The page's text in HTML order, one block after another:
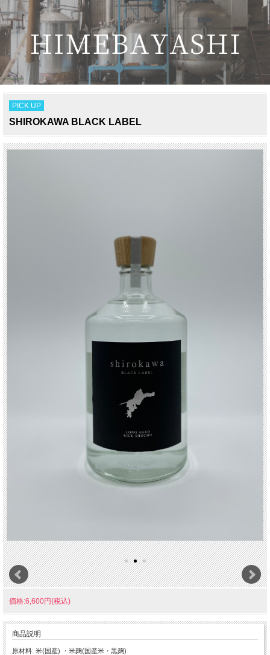
PICK UP
SHIROKAWA BLACK LABEL
価格:6,600円(税込)
商品説明
原材料: 米(国産) ・米麹(国産米・黒麹)